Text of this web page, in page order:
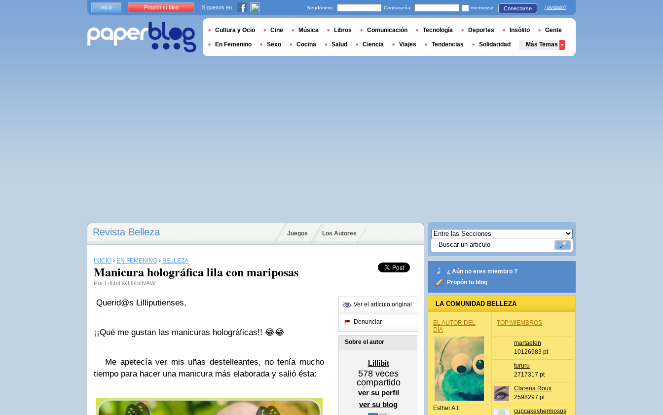
Revista Belleza Juegos Los Autores
INICIO › EN FEMENINO › BELLEZA
Manicura holográfica lila con mariposas
Por Lillibit @lillibitNAW
Querid@s Lilliputienses,
¡¡Qué me gustan las manicuras holográficas!! 😂😂
Me apetecía ver mis uñas destelleantes, no tenía mucho
tiempo para hacer una manicura más elaborada y salió ésta:
Ver el artículo original
Denunciar
Sobre el autor
Lillibit
578 veces
compartido
ver su perfil
ver su blog
¿ Aún no eres miembro ?
Propón tu blog
LA COMUNIDAD BELLEZA
EL AUTOR DEL
DÍA
Esther A.l.
TOP MIEMBROS
martaelen
10126983 pt
tururu
2717317 pt
Clarena Roux
2598297 pt
cupcakeshermosos
Inicio Propón tu blog Síguenos en Seudónimo Contraseña memorizar Conectarse ¿olvidado?
Cultura y Ocio Cine Música Libros Comunicación Tecnología Deportes Insólito Gente
En Femenino Sexo Cocina Salud Ciencia Viajes Tendencias Solidaridad Más Temas